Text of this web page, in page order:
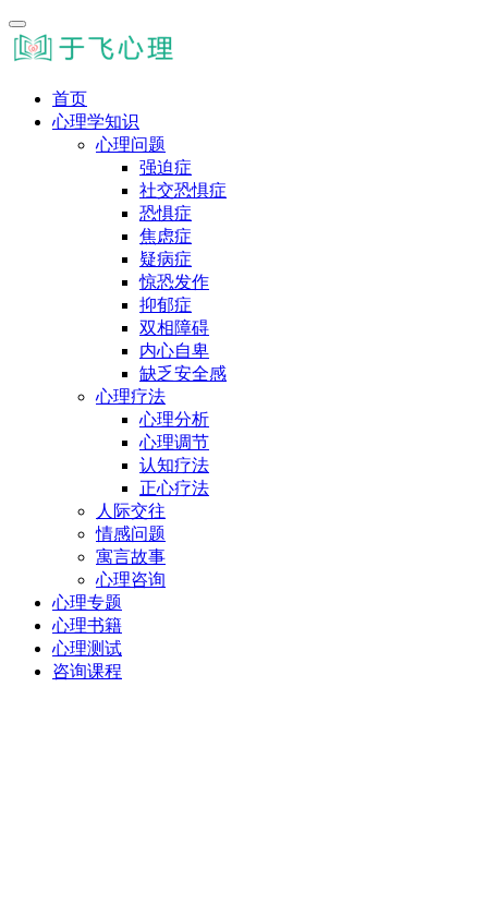
首页
心理学知识
心理问题
强迫症
社交恐惧症
恐惧症
焦虑症
疑病症
惊恐发作
抑郁症
双相障碍
内心自卑
缺乏安全感
心理疗法
心理分析
心理调节
认知疗法
正心疗法
人际交往
情感问题
寓言故事
心理咨询
心理专题
心理书籍
心理测试
咨询课程